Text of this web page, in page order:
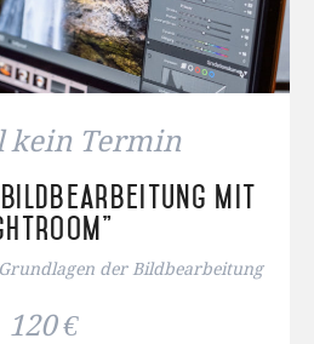
kein Termin
mit
der Bildbearbeitung
120 €